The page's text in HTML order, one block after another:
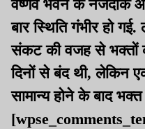
वैष्णव भवन के नजदीक
बार स्थिति गंभीर हो
संकट की वजह से भक्तों
दिनों से बंद थी, लेकिन
सामान्य होने के बाद